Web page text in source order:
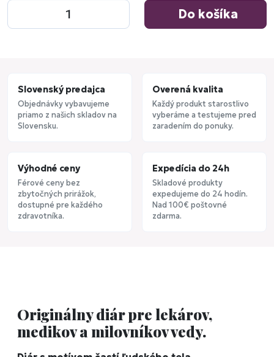
Do košíka
Slovenský predajca
Objednávky vybavujeme
priamo z našich skladov na
Slovensku.
Overená kvalita
Každý produkt starostlivo
vyberáme a testujeme pred
zaradením do ponuky.
Výhodné ceny
Férové ceny bez
zbytočných prirážok,
dostupné pre každého
zdravotníka.
Expedícia do 24h
Skladové produkty
expedujeme do 24 hodín.
Nad 100€ poštovné
zdarma.
Originálny diár pre lekárov,
medikov a milovníkov vedy.